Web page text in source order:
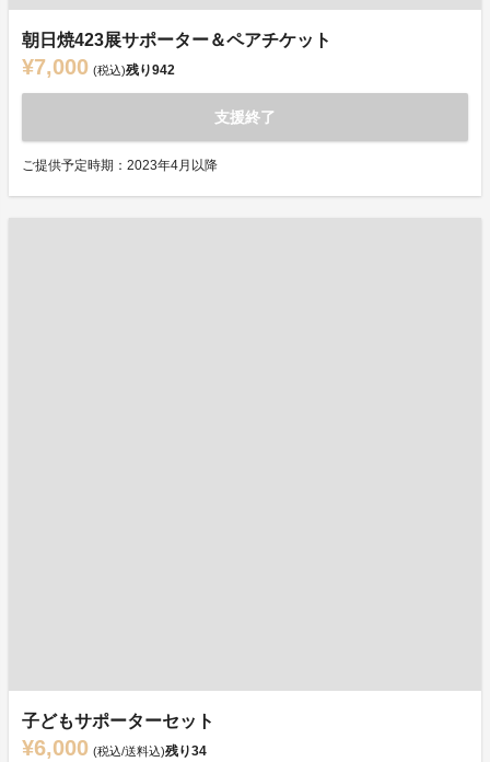
朝日焼423展サポーター＆ペアチケット
¥7,000 (税込)残り942
支援終了
ご提供予定時期：2023年4月以降
子どもサポーターセット
¥6,000 (税込/送料込)残り34